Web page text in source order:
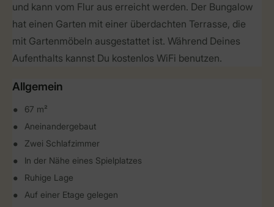
und kann vom Flur aus erreicht werden. Der Bungalow
hat einen Garten mit einer überdachten Terrasse, die
mit Gartenmöbeln ausgestattet ist. Während Deines
Aufenthalts kannst Du kostenlos WiFi benutzen.
Allgemein
67 m²
Aneinandergebaut
Zwei Schlafzimmer
In der Nähe eines Spielplatzes
Ruhige Lage
Auf einer Etage gelegen